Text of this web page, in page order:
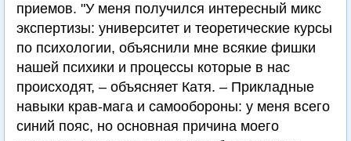
приемов. "У меня получился интересный микс
экспертизы: университет и теоретические курсы
по психологии, объяснили мне всякие фишки
нашей психики и процессы которые в нас
происходят, – объясняет Катя. – Прикладные
навыки крав-мага и самообороны: у меня всего
синий пояс, но основная причина моего